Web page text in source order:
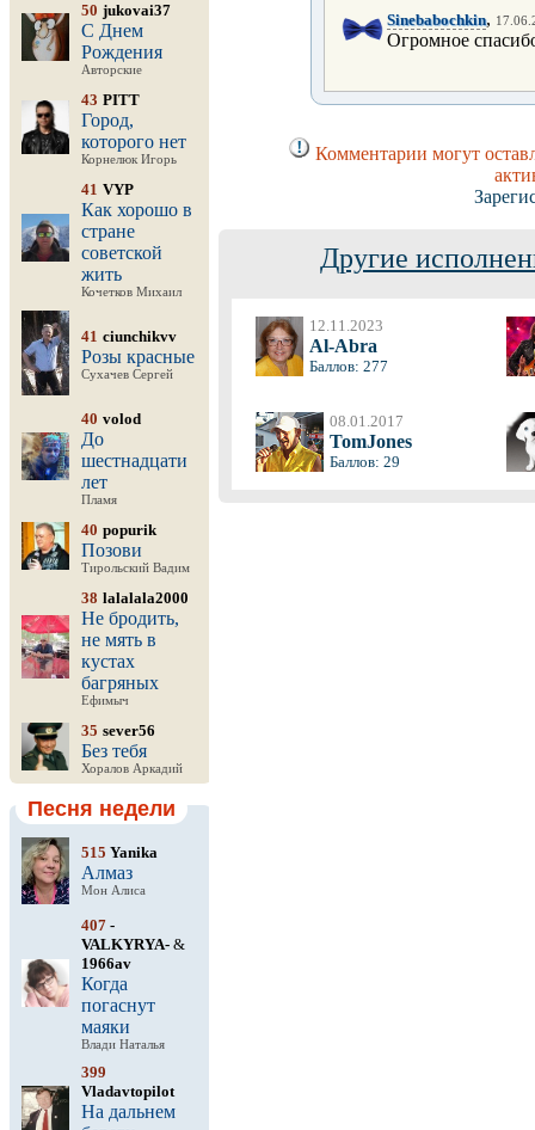
50 jukovai37
С Днем
Рождения
Авторские
43 PITT
Город,
которого нет
Корнелюк Игорь
41 VYP
Как хорошо в
стране
советской
жить
Кочетков Михаил
41 ciunchikvv
Розы красные
Сухачев Сергей
40 volod
До
шестнадцати
лет
Пламя
40 popurik
Позови
Тирольский Вадим
38 lalalala2000
Не бродить,
не мять в
кустах
багряных
Ефимыч
35 sever56
Без тебя
Хоралов Аркадий
Песня недели
515 Yanika
Алмаз
Мон Алиса
407 -
VALKYRYA- &
1966av
Когда
погаснут
маяки
Влади Наталья
399
Vladavtopilot
На дальнем
Sinebabochkin,
Огромное
Комментарии могут
Другие
12.11.2023
Al-Abra
Баллов: 277
08.01.2017
TomJones
Баллов: 29